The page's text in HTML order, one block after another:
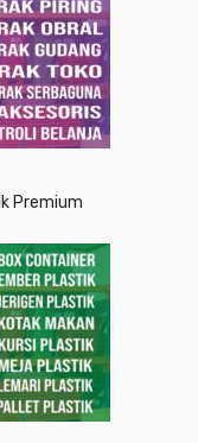
Premium